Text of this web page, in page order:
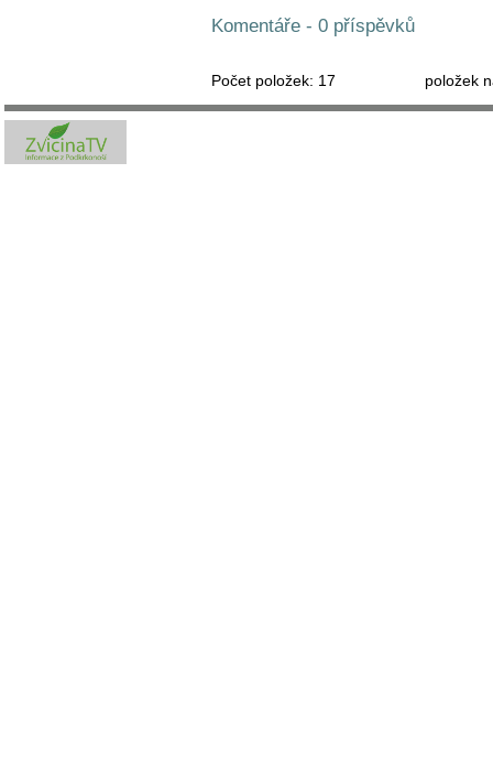
Komentáře - 0 příspěvků
Počet položek: 17 položek